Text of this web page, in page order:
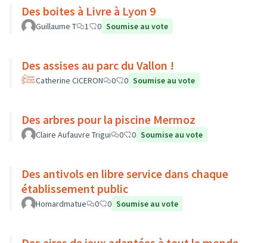
Des boites à Livre à Lyon 9
Guillaume T 1 0 Soumise au vote
Des assises au parc du Vallon !
Catherine CICERON 0 0 Soumise au vote
Des arbres pour la piscine Mermoz
Claire Aufauvre Trigui 0 0 Soumise au vote
Des antivols en libre service dans chaque
établissement public
Homardmatue 0 0 Soumise au vote